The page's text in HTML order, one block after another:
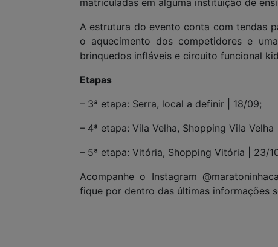
A estrutura do evento conta com tendas
o aquecimento dos competidores e
brinquedos infláveis e circuito funcional
Etapas
– 3ª etapa: Serra, local a definir | 18/09;
– 4ª etapa: Vila Velha, Shopping Vila Velha
– 5ª etapa: Vitória, Shopping Vitória | 23/
Acompanhe o Instagram
fique por dentro das últimas informações